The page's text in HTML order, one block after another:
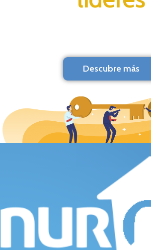
Descubre más